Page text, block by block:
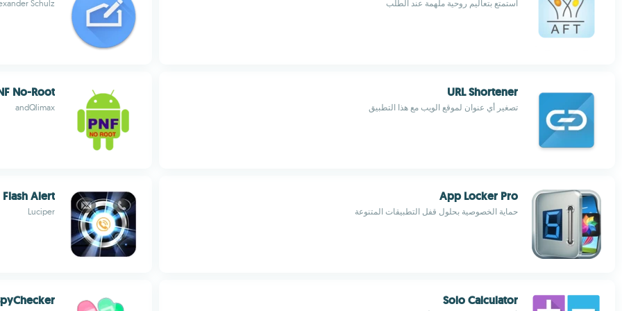
استمتع بتعاليم روحية ملهمة عند الطلب Schulz
URL Shortener
تصغير أي عنوان لموقع الويب مع هذا التطبيق
No-Root
andQlimax
App Locker Pro
حماية الخصوصية بحلول قفل التطبيقات المتنوعة
Flash Alert
Luciper
Solo Calculator